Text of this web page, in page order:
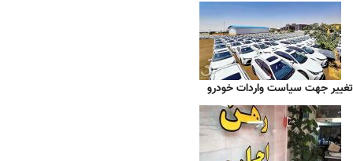
تغییر جهت سیاست واردات خودرو